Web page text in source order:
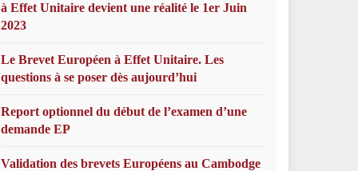
à Effet Unitaire devient une réalité le 1er Juin
2023
Le Brevet Européen à Effet Unitaire. Les
questions à se poser dès aujourd’hui
Report optionnel du début de l’examen d’une
demande EP
Validation des brevets Européens au Cambodge